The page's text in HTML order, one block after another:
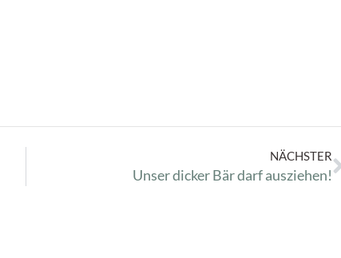
NÄCHSTER
Unser dicker Bär darf ausziehen!